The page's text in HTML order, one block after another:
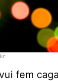
fem